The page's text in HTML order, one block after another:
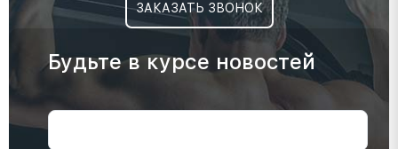
ЗАКАЗАТЬ ЗВОНОК
Будьте в курсе новостей